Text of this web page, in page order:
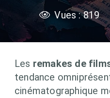
Vues :819
Les remakes de
tendance
cinématographique